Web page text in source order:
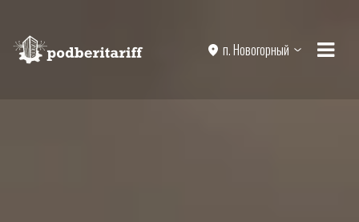
п. Новогорный